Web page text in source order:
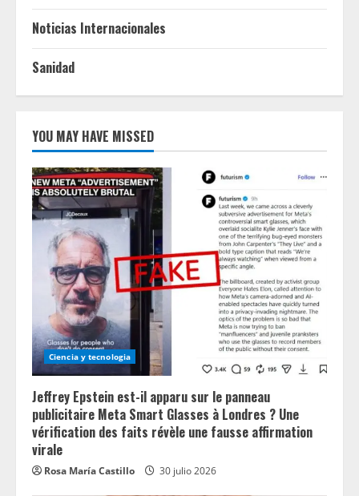
Noticias Internacionales
Sanidad
YOU MAY HAVE MISSED
Ciencia y tecnologia
Jeffrey Epstein est-il apparu sur le panneau
publicitaire Meta Smart Glasses à Londres ? Une
vérification des faits révèle une fausse affirmation
virale
Rosa María Castillo 30 julio 2026